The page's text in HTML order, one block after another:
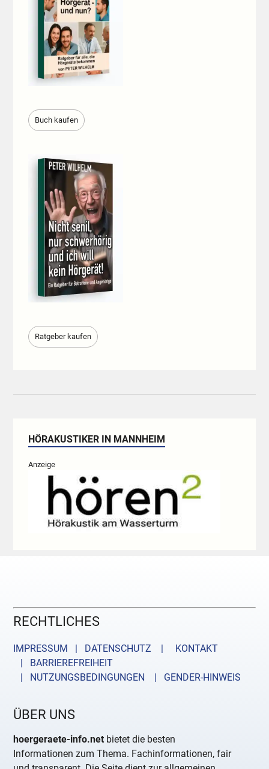
Buch kaufen
Ratgeber kaufen
HÖRAKUSTIKER IN MANNHEIM
Anzeige
RECHTLICHES
IMPRESSUM | DATENSCHUTZ |
KONTAKT
| BARRIEREFREIHEIT
| NUTZUNGSBEDINGUNGEN
| GENDER-HINWEIS
ÜBER UNS
hoergeraete-info.net bietet die besten
Informationen zum Thema. Fachinformationen, fair